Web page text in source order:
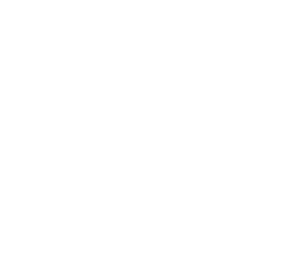
Rallye des Gazelles
Marathon – 1ère